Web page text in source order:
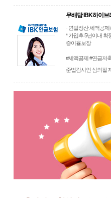
무배당 IBK하이
- 연말정산 세액공
* 가입후 5년이내 확
증이율보장
#세액공제 #연금저
준법감시인 심의필